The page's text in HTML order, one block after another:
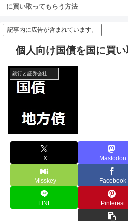
に買い取ってもらう方法
記事内に広告が含まれています。
個人向け国債を国に買
X Mastodon
Misskey Facebook
LINE Pinterest